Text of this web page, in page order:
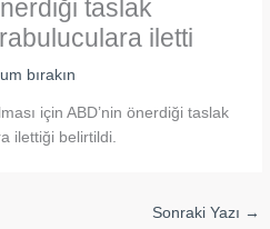
taslak
iletti
bırakın
için ABD’nin önerdiği taslak
ilettiği belirtildi.
Sonraki Yazı →